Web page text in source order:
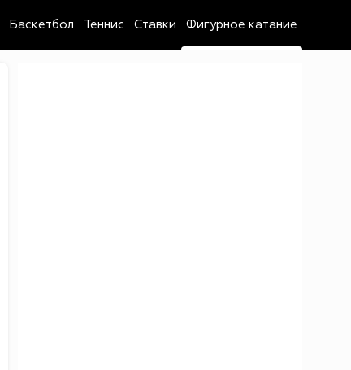
Баскетбол Теннис Ставки Фигурное катание